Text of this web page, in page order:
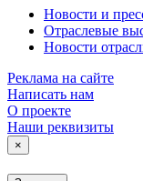
Новости и
Отраслевые
Новости
Реклама на сайте
Написать нам
О проекте
Наши реквизиты
×